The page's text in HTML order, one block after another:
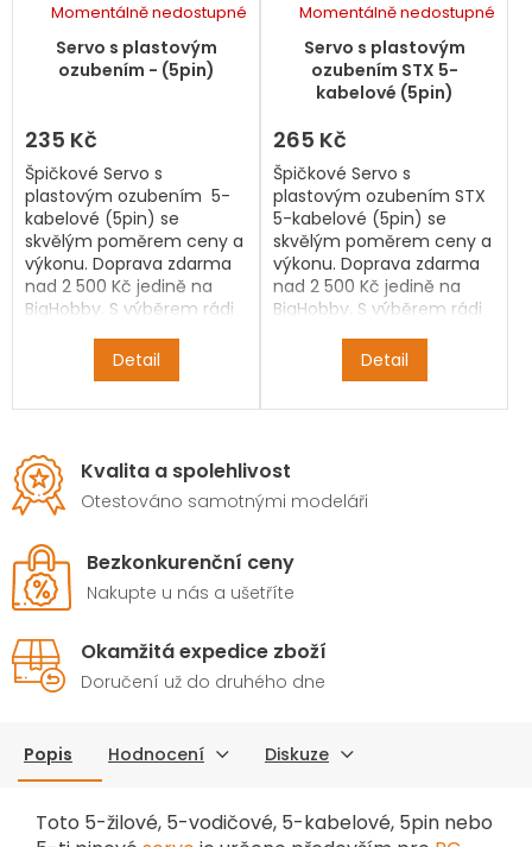
Servo s plastovým
ozubením - (5pin)
Momentálně nedostupné
235 Kč
Detail
Špičkové Servo s
plastovým ozubením 5-
kabelové (5pin) se
skvělým poměrem ceny a
výkonu. Doprava zdarma
nad 2 500 Kč jedině na
BigHobby. S výběrem rádi
Servo s plastovým
ozubením STX 5-
kabelové (5pin)
Průměrné
hodnocení
produktu
z
hvězdiček.
Momentálně nedostupné
265 Kč
Detail
Špičkové Servo s
plastovým ozubením STX
5-kabelové (5pin) se
skvělým poměrem ceny a
výkonu. Doprava zdarma
nad 2 500 Kč jedině na
BigHobby. S výběrem rádi
Kvalita a spolehlivost
Otestováno samotnými modeláři
Bezkonkurenční ceny
Nakupte u nás a ušetříte
Okamžitá expedice zboží
Doručení už do druhého dne
Popis Hodnocení Diskuze
Toto 5-žilové, 5-vodičové, 5-kabelové, 5pin nebo